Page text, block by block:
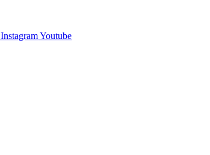
InstagramYoutube